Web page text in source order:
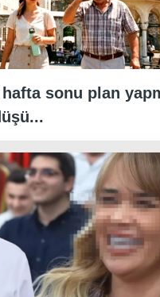
sonu plan